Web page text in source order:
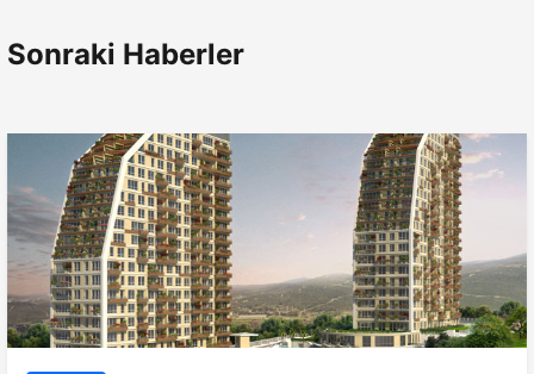
Sonraki Haberler